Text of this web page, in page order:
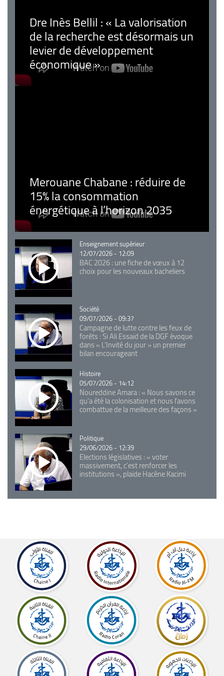
Dre Inès Bellil : « La valorisation
de la recherche est désormais un
levier de développement
économique »
Merouane Chabane : réduire de
15% la consommation
énergétique à l’horizon 2035
Catégorie
Enseignement supérieur
12/07/2026 - 12:09
BAC 2026 : une fiche de vœux à 12
choix pour les nouveaux bacheliers
Catégorie
Société
09/07/2026 - 09:37
Campagne de lutte contre les feux de
forêts : Si Ali Essaid de la DGF évoque
dans « L'Invité du jour » un premier
bilan encourageant
Catégorie
Histoire
05/07/2026 - 14:12
Noureddine Amara : « Nous savons ce
qu’a été la colonisation et nous l’avons
combattue de la meilleure des façons »
Catégorie
Politique
29/06/2026 - 12:39
Elections législatives : « voter
massivement, c'est renforcer les
institutions », plaide Hacène Kacimi